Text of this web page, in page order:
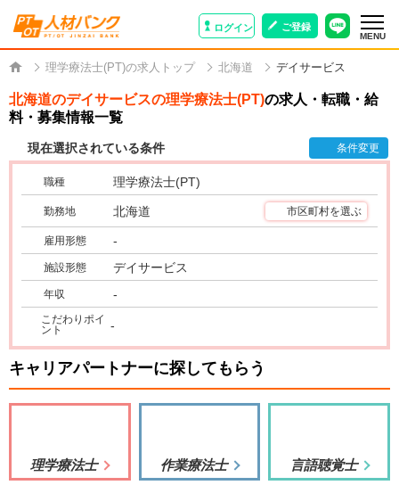
ログイン ご登録
MENU
理学療法士(PT)の求人トップ 北海道 デイサービス
北海道のデイサービスの理学療法士(PT)の求人・転職・給
料・募集情報一覧
現在選択されている条件 条件変更
職種 理学療法士(PT)
勤務地 北海道 市区町村を選ぶ
雇用形態 -
施設形態 デイサービス
年収 -
こだわりポイ
ント
-
キャリアパートナーに探してもらう
理学療法士 作業療法士 言語聴覚士